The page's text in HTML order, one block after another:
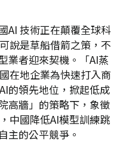
AI 技術正在顛覆全球科
說是草船借箭之策，不
業者迎來契機。「AI蒸
在地企業為快速打入商
的領先地位，掀起低成
高牆」的策略下，象徵
中國降低AI模型訓練跳
主的公平競爭。